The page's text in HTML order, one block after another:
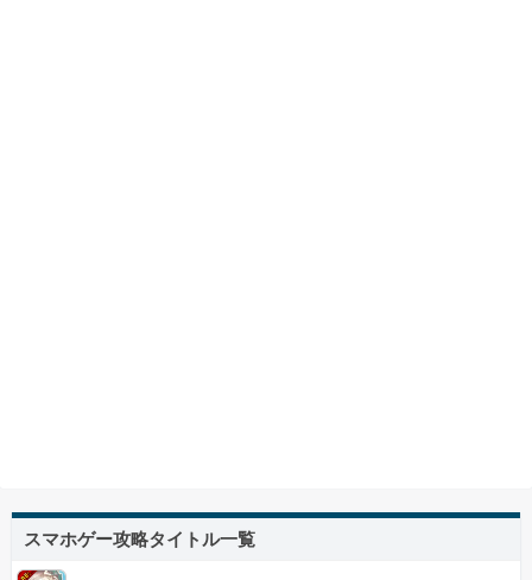
スマホゲー攻略タイトル一覧